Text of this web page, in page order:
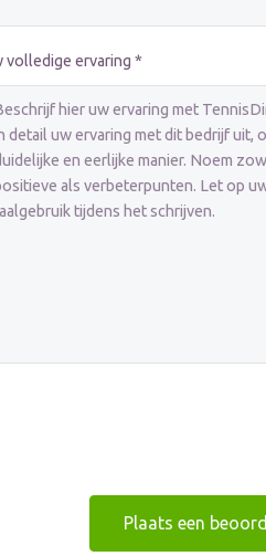
volledige ervaring *
Plaats een